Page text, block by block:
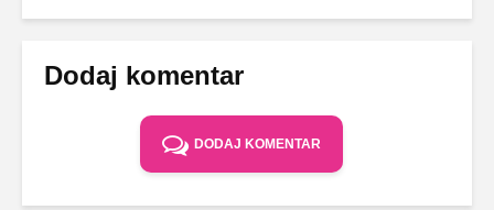
Dodaj komentar
DODAJ KOMENTAR